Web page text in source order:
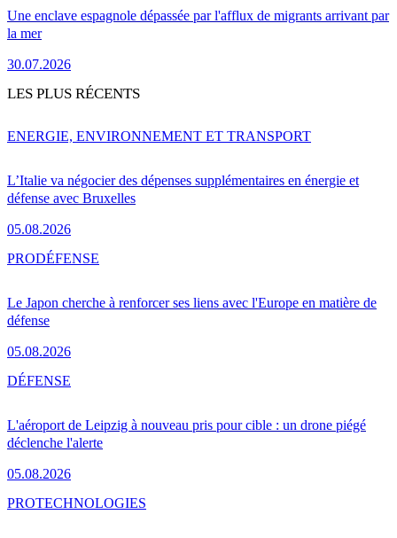
Une enclave espagnole dépassée par l'afflux de migrants arrivant par
la mer
30.07.2026
LES PLUS RÉCENTS
L’Italie va négocier des dépenses supplémentaires en énergie et
défense avec Bruxelles
05.08.2026
ENERGIE, ENVIRONNEMENT ET TRANSPORT
Le Japon cherche à renforcer ses liens avec l'Europe en matière de
défense
05.08.2026
PRODÉFENSE
L'aéroport de Leipzig à nouveau pris pour cible : un drone piégé
déclenche l'alerte
05.08.2026
DÉFENSE
PROTECHNOLOGIES